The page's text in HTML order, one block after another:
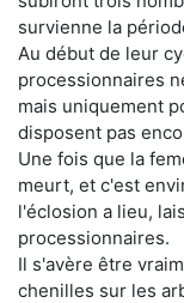
survienne la
Au début de leur
processionnaires
mais uniquement
disposent pas
Une fois que la
meurt, et c'est
l'éclosion a lieu,
processionnaires.
Il s'avère être
chenilles sur les